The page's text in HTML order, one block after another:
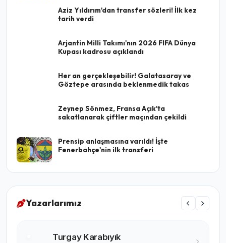
Aziz Yıldırım'dan transfer sözleri! İlk kez
tarih verdi
Arjantin Milli Takımı'nın 2026 FIFA Dünya
Kupası kadrosu açıklandı
Her an gerçekleşebilir! Galatasaray ve
Göztepe arasında beklenmedik takas
Zeynep Sönmez, Fransa Açık'ta
sakatlanarak çiftler maçından çekildi
Prensip anlaşmasına varıldı! İşte
Fenerbahçe'nin ilk transferi
Yazarlarımız
Turgay Karabıyık